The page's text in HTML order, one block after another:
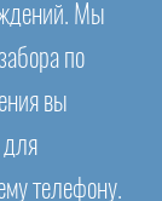
Мы
по
вы
для
телефону.